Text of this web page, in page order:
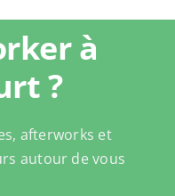
à
?
afterworks et
autour de vous